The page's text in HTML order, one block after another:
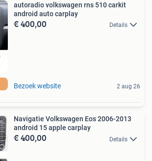
autoradio volkswagen rns 510 carkit
android auto carplay
€ 400,00 Details
Bezoek website 2 aug 26
Navigatie Volkswagen Eos 2006-2013
android 15 apple carplay
€ 400,00 Details